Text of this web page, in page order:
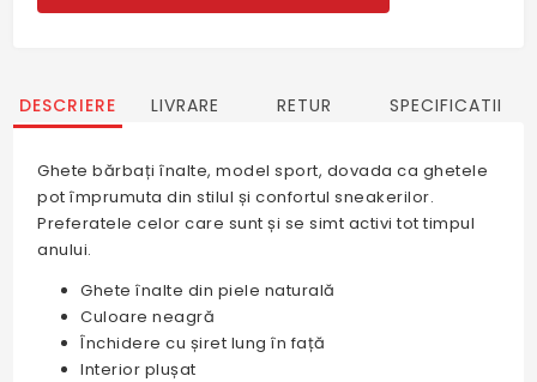
DESCRIERE LIVRARE RETUR SPECIFICATII
Ghete bărbați înalte, model sport, dovada ca ghetele
pot împrumuta din stilul și confortul sneakerilor.
Preferatele celor care sunt și se simt activi tot timpul
anului.
Ghete înalte din piele naturală
Culoare neagră
Închidere cu șiret lung în față
Interior plușat